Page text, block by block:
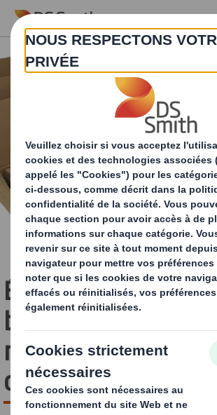
Skip to main content
Étude de cas :
boucle la boucle en
matière
carton